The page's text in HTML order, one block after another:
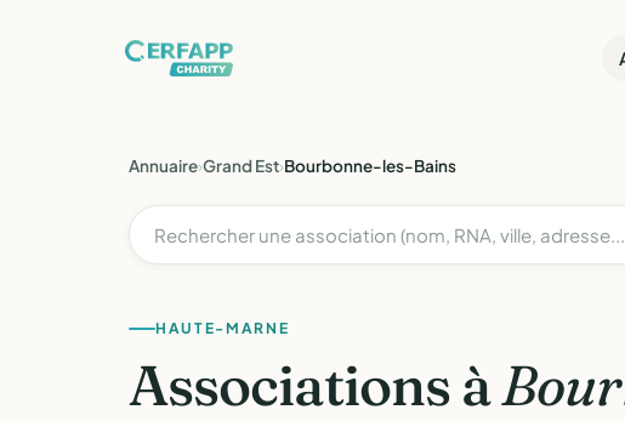
Annuaire›Grand Est›Bourbonne-les-Bains
HAUTE-MARNE
Associations à